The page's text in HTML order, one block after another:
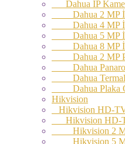
Dahua IP
Dahua 2 MP
Dahua 4 MP
Dahua 5 MP
Dahua 8 MP
Dahua 2 MP
Dahua
Dahua Termal
Dahua Plaka
Hikvision
Hikvision HD-
Hikvision HD-
Hikvision 2
Hikvision 5